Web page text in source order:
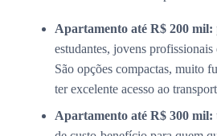
Apartamento até R$ 200 mil:
estudantes, jovens
São opções compactas, muito
ter excelente acesso ao
Apartamento até R$ 300 mil: